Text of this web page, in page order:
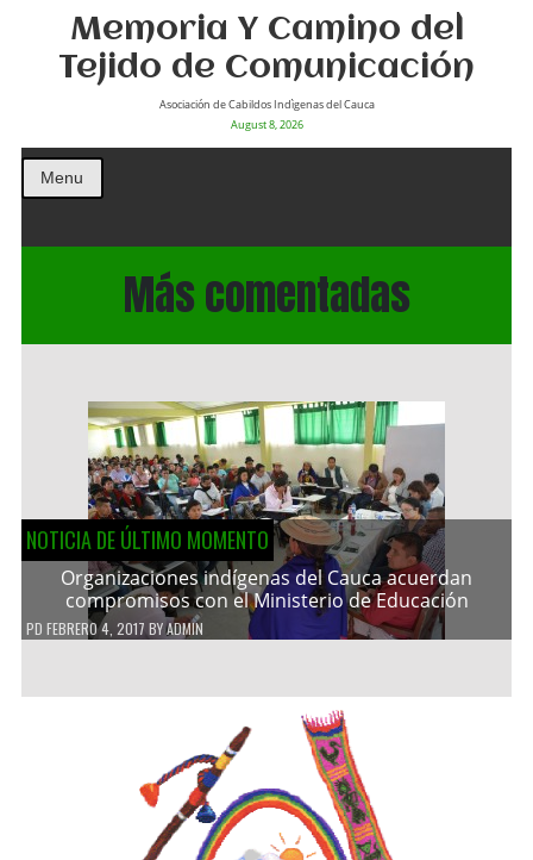
Memoria Y Camino del
Tejido de Comunicación
Asociación de Cabildos Indìgenas del Cauca
August 8, 2026
Menu
Más comentadas
NOTICIA DE ÚLTIMO MOMENTO
Organizaciones indígenas del Cauca acuerdan
compromisos con el Ministerio de Educación
PD FEBRERO 4, 2017 BYADMIN